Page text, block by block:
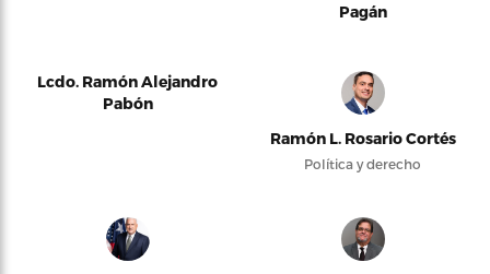
Pagán
Lcdo. Ramón Alejandro
Pabón
Ramón L. Rosario Cortés
Política y derecho